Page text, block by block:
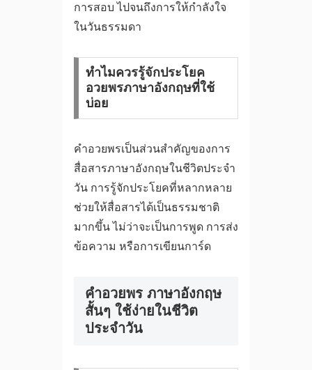
การสอบ ไปจนถึงการให้กำลังใจ
ในวันธรรมดา
ทำไมควรรู้จักประโยค
อวยพรภาษาอังกฤษที่ใช้
บ่อย
คำอวยพรเป็นส่วนสำคัญของการ
สื่อสารภาษาอังกฤษในชีวิตประจำ
วัน การรู้จักประโยคที่หลากหลาย
ช่วยให้สื่อสารได้เป็นธรรมชาติ
มากขึ้น ไม่ว่าจะเป็นการพูด การส่ง
ข้อความ หรือการเขียนการ์ด
คําอวยพร ภาษาอังกฤษ
สั้นๆ ใช้ง่ายในชีวิต
ประจำวัน